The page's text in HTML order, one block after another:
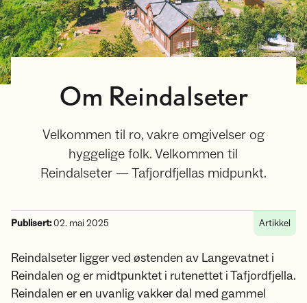
Om Reindalseter
Velkommen til ro, vakre omgivelser og
hyggelige folk. Velkommen til
Reindalseter — Tafjordfjellas midpunkt.
Publisert:02. mai 2025 Artikkel
Reindalseter ligger ved østenden av Langevatnet i
Reindalen og er midtpunktet i rutenettet i Tafjordfjella.
Reindalen er en uvanlig vakker dal med gammel